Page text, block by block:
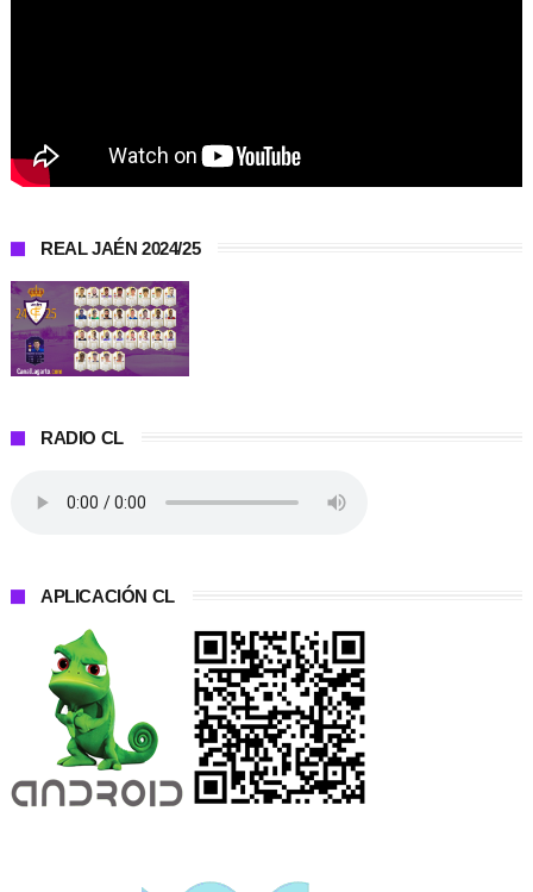
REAL JAÉN 2024/25
RADIO CL
APLICACIÓN CL